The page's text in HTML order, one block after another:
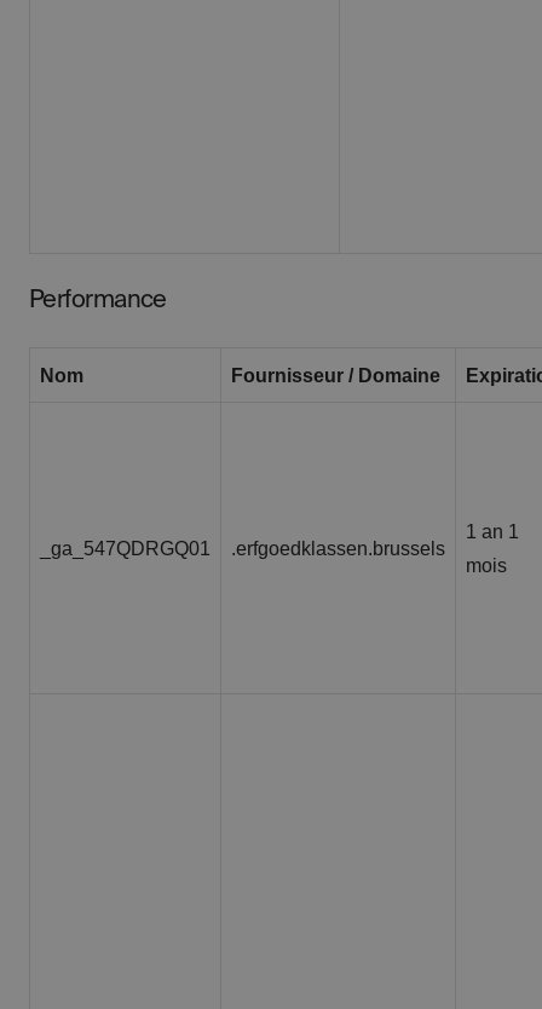
Performance
Nom Fournisseur / Domaine
_ga_547QDRGQ01 .erfgoedklassen.brussels
1 an 1
mois